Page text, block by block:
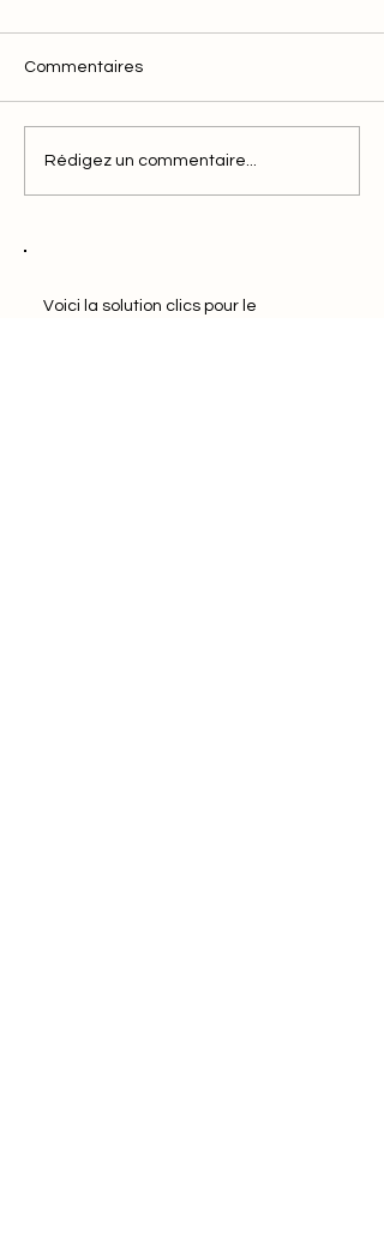
Commentaires
Rédigez un commentaire...
Voici la solution clics pour le